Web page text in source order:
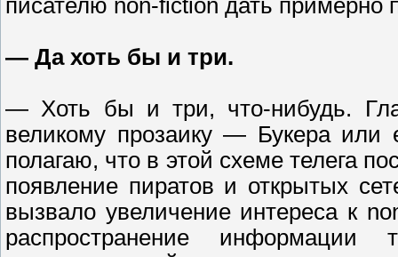
писателю non-fiction дать примерно
— Да хоть бы и три.
— Хоть бы и три, что-нибудь.
великому прозаику — Букера
полагаю, что в этой схеме телега
появление пиратов и открытых
вызвало увеличение интереса к
распространение